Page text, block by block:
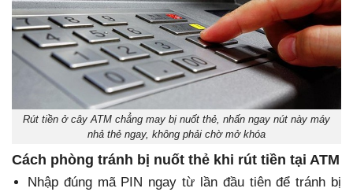
Rút tiền ở cây ATM chẳng may bị nuốt thẻ, nhấn ngay nút này máy
nhả thẻ ngay, không phải chờ mở khóa
Cách phòng tránh bị nuốt thẻ khi rút tiền tại ATM
Nhập đúng mã PIN ngay từ lần đầu tiên để tránh bị